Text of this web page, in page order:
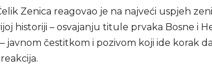
Zenica reagovao je na najveći uspjeh
historiji – osvajanju titule prvaka Bosne i
javnom čestitkom i pozivom koji ide korak